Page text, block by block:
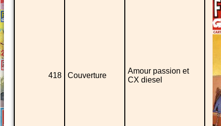
418 Couverture
Amour passion et
CX diesel